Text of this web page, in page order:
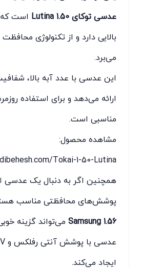
عدسی توکای 1.50 Lutina
است که
بالایی دارد و از تکنولوژی
می‌برد.
این عدسی با عدد آبه بالا،
ارائه می‌دهد و برای استفاده
مناسبی است.
مشاهده محصول:
Tokai-1-50-Lutina
همچنین اگر به دنبال یک عدسی
پوشش‌های محافظتی مناسب
Samsung 1.56 می‌تواند گزینه
ایجاد می‌کند.